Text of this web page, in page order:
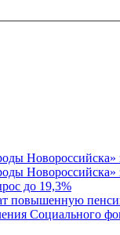
Новороссийска»
до 19,3%
повышенную
Социального